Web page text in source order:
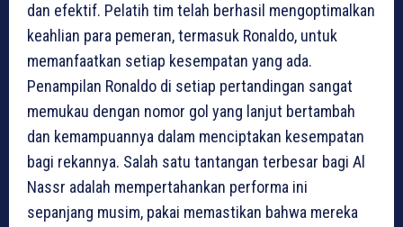
dan efektif. Pelatih tim telah berhasil mengoptimalkan
keahlian para pemeran, termasuk Ronaldo, untuk
memanfaatkan setiap kesempatan yang ada.
Penampilan Ronaldo di setiap pertandingan sangat
memukau dengan nomor gol yang lanjut bertambah
dan kemampuannya dalam menciptakan kesempatan
bagi rekannya. Salah satu tantangan terbesar bagi Al
Nassr adalah mempertahankan performa ini
sepanjang musim, pakai memastikan bahwa mereka